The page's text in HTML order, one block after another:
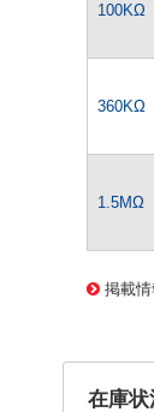
100KΩ
360KΩ
1.5MΩ
掲載
在庫状